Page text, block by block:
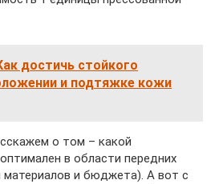
достичь стойкого
и подтяжке кожи
о том – какой
в области передних
материалов и бюджета). А вот с